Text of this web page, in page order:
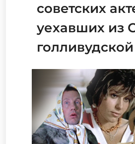
советских
уехавших из